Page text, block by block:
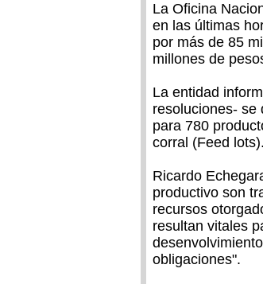
La Oficina
en las últimas
por más de 85
millones de
La entidad
resoluciones- se
para 780
corral (Feed lots).
Ricardo
productivo son
recursos
resultan vitales
obligaciones".